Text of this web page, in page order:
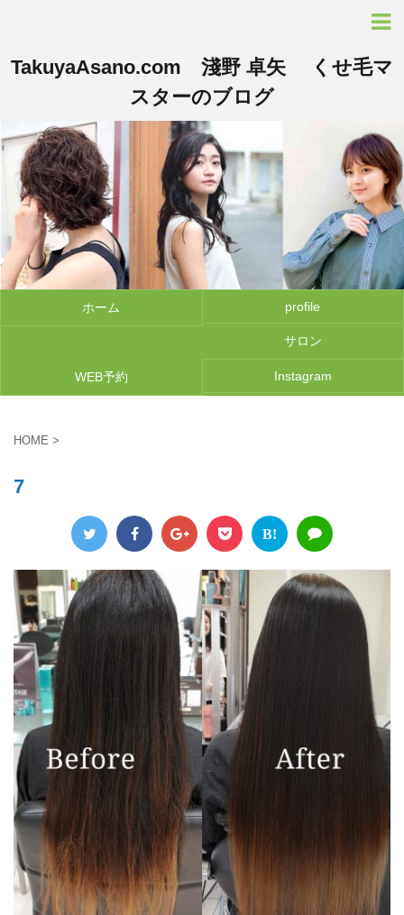
TakuyaAsano.com 淺野 卓矢 くせ毛マ
スターのブログ
ホーム profile
サロン
WEB予約 Instagram
HOME >
7
B!